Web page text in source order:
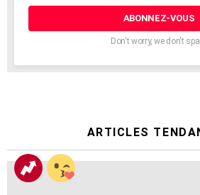
Don't worry, we don't
ARTICLES